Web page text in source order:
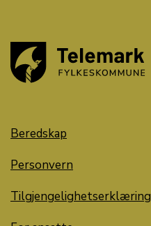
Beredskap
Personvern
Tilgjengelighetserklæring